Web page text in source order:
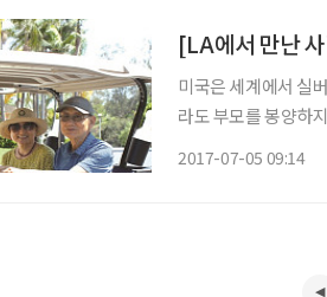
[LA에서 만난
미국은 세계에서 실
라도 부모를 봉양하
2017-07-05 09:14